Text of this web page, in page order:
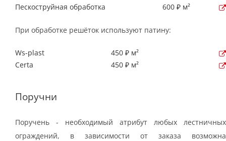
Пескоструйная обработка
600 ₽ м²
При обработке решёток используют патину:
Ws-plast
450 ₽ м²
Certa
450 ₽ м²
Поручни
Поручень - необходимый атрибут любых лестничных
ограждений, в зависимости от заказа возможна